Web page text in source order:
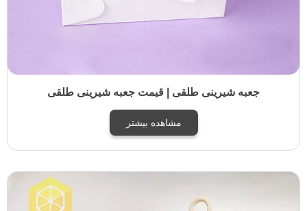
جعبه شیرینی طلقی | قیمت جعبه شیرینی طلقی
مشاهده بیشتر